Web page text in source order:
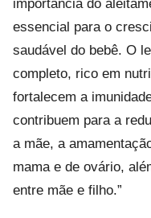
importância do
essencial para o
saudável do bebê. O
completo, rico em
fortalecem a
contribuem para a
a mãe, a
mama e de ovário,
entre mãe e filho.”